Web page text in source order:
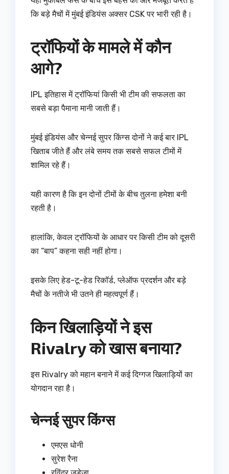
कि बड़े मैचों में मुंबई इंडियंस अक्सर CSK पर भारी रही है।
ट्रॉफियों के मामले में कौन
आगे?
IPL इतिहास में ट्रॉफियां किसी भी टीम की सफलता का
सबसे बड़ा पैमाना मानी जाती हैं।
मुंबई इंडियंस और चेन्नई सुपर किंग्स दोनों ने कई बार IPL
खिताब जीते हैं और लंबे समय तक सबसे सफल टीमों में
शामिल रहे हैं।
यही कारण है कि इन दोनों टीमों के बीच तुलना हमेशा बनी
रहती है।
हालांकि, केवल ट्रॉफियों के आधार पर किसी टीम को दूसरी
का “बाप” कहना सही नहीं होगा।
इसके लिए हेड-टू-हेड रिकॉर्ड, प्लेऑफ प्रदर्शन और बड़े
मैचों के नतीजे भी उतने ही महत्वपूर्ण हैं।
किन खिलाड़ियों ने इस
Rivalry को खास बनाया?
इस Rivalry को महान बनाने में कई दिग्गज खिलाड़ियों का
योगदान रहा है।
चेन्नई सुपर किंग्स
एमएस धोनी
सुरेश रैना